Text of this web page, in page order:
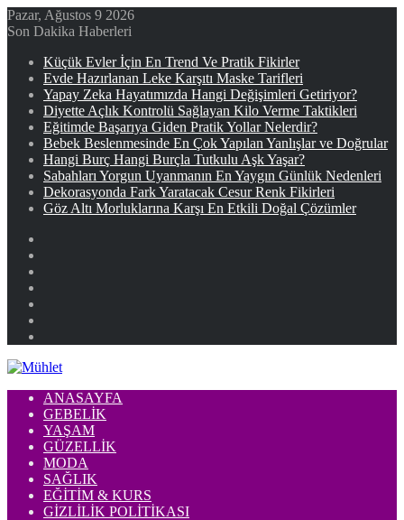
Pazar, Ağustos 9 2026
Son Dakika Haberleri
Küçük Evler İçin En Trend Ve Pratik Fikirler
Evde Hazırlanan Leke Karşıtı Maske Tarifleri
Yapay Zeka Hayatımızda Hangi Değişimleri Getiriyor?
Diyette Açlık Kontrolü Sağlayan Kilo Verme Taktikleri
Eğitimde Başarıya Giden Pratik Yollar Nelerdir?
Bebek Beslenmesinde En Çok Yapılan Yanlışlar ve Doğrular
Hangi Burç Hangi Burçla Tutkulu Aşk Yaşar?
Sabahları Yorgun Uyanmanın En Yaygın Günlük Nedenleri
Dekorasyonda Fark Yaratacak Cesur Renk Fikirleri
Göz Altı Morluklarına Karşı En Etkili Doğal Çözümler
ANASAYFA
GEBELIK
YAŞAM
GÜZELLIK
MODA
SAĞLIK
EĞITIM & KURS
GIZLILIK POLITIKASI